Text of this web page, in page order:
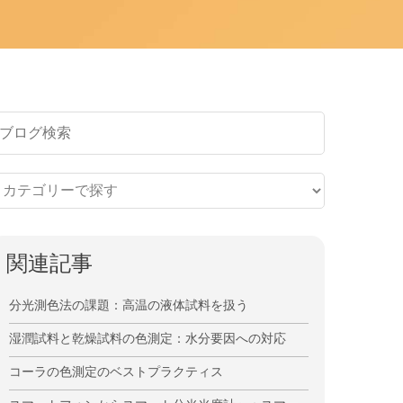
関連記事
分光測色法の課題：高温の液体試料を扱う
湿潤試料と乾燥試料の色測定：水分要因への対応
コーラの色測定のベストプラクティス